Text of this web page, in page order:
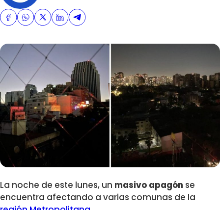
La noche de este lunes, un masivo apagón se
encuentra afectando a varias comunas de la